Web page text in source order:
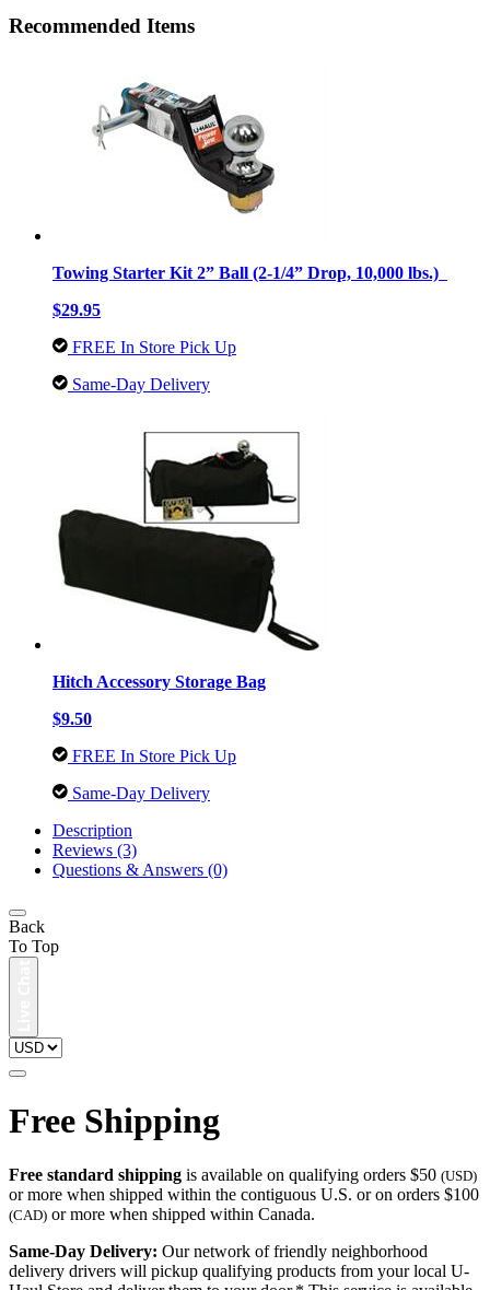
Recommended Items
Towing Starter Kit 2” Ball (2-1/4” Drop, 10,000 lbs.)
$29.95
FREE In Store Pick Up
Same-Day Delivery
Hitch Accessory Storage Bag
$9.50
FREE In Store Pick Up
Same-Day Delivery
Description
Reviews (3)
Questions & Answers (0)
Back
To Top
Free Shipping
Free standard shipping is available on qualifying orders $50 (USD)
or more when shipped within the contiguous U.S. or on orders $100
(CAD) or more when shipped within Canada.
Same-Day Delivery: Our network of friendly neighborhood
delivery drivers will pickup qualifying products from your local U-